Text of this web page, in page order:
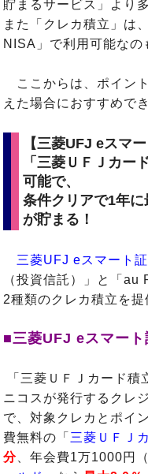
貯まるサービス」より
また「クレカ積立」は
NISA」で利用可能なの
ここからは、ポイン
えた場合におすすめで
【三菱UFJ eスマー
「三菱ＵＦＪカー
可能で、
条件クリアで1年
が貯まる！
三菱UFJ eスマート
（投資信託）」と「au
2種類のクレカ積立を提
■三菱UFJ eスマート
「三菱ＵＦＪカード積
ニコスが発行するクレ
で、対象クレカとポイ
費無料の「 三菱ＵＦＪ
分 、年会費1万1000円